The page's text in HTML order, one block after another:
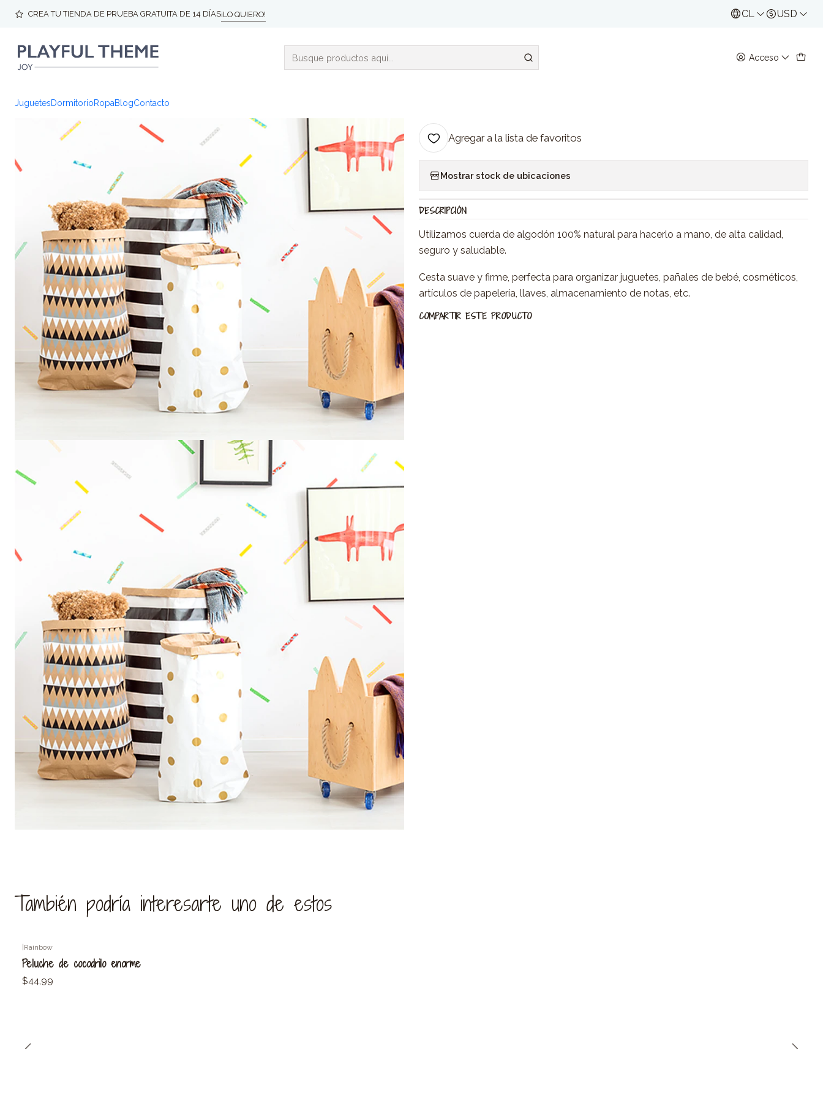
Acceso
JuguetesDormitorioRopaBlogContacto
CREA TU TIENDA DE PRUEBA GRATUITA DE 14 DÍAS¡LO QUIERO! ESTA ES UNA TIENDA DE DEMOSTRACIÓN DE
CL USD
Bolsas para juguetes
Agregar a la lista de favoritos
Mostrar stock de ubicaciones
DESCRIPCIÓN
Utilizamos cuerda de algodón 100% natural para hacerlo a mano, de alta calidad,
seguro y saludable.
Cesta suave y firme, perfecta para organizar juguetes, pañales de bebé, cosméticos,
artículos de papelería, llaves, almacenamiento de notas, etc.
COMPARTIR ESTE PRODUCTO
También podría interesarte uno de estos
Rainbow
Peluche de cocodrilo enorme
$44,99